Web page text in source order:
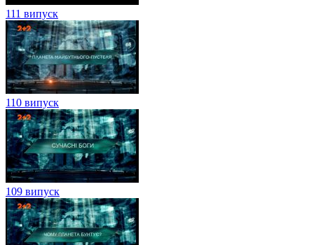
111 випуск
110 випуск
109 випуск